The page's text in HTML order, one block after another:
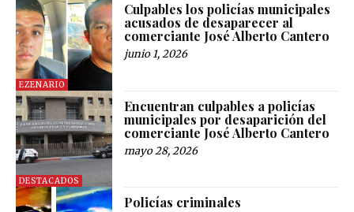
EZENARIO
Culpables los policías municipales
acusados de desaparecer al
comerciante José Alberto Cantero
junio 1, 2026
DESTACADOS
Encuentran culpables a policías
municipales por desaparición del
comerciante José Alberto Cantero
mayo 28, 2026
Policías criminales